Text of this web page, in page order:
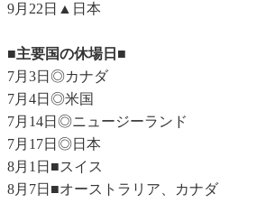
9月22日▲日本
■主要国の休場日■
7月3日◎カナダ
7月4日◎米国
7月14日◎ニュージーランド
7月17日◎日本
8月1日■スイス
8月7日■オーストラリア、カナダ